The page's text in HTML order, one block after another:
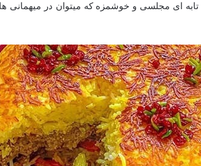
ای مجلسی و خوشمزه که میتوان در میهمانی